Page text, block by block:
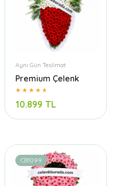
Aynı Gün Teslimat
Premium Çelenk
10.899 TL
CB1099